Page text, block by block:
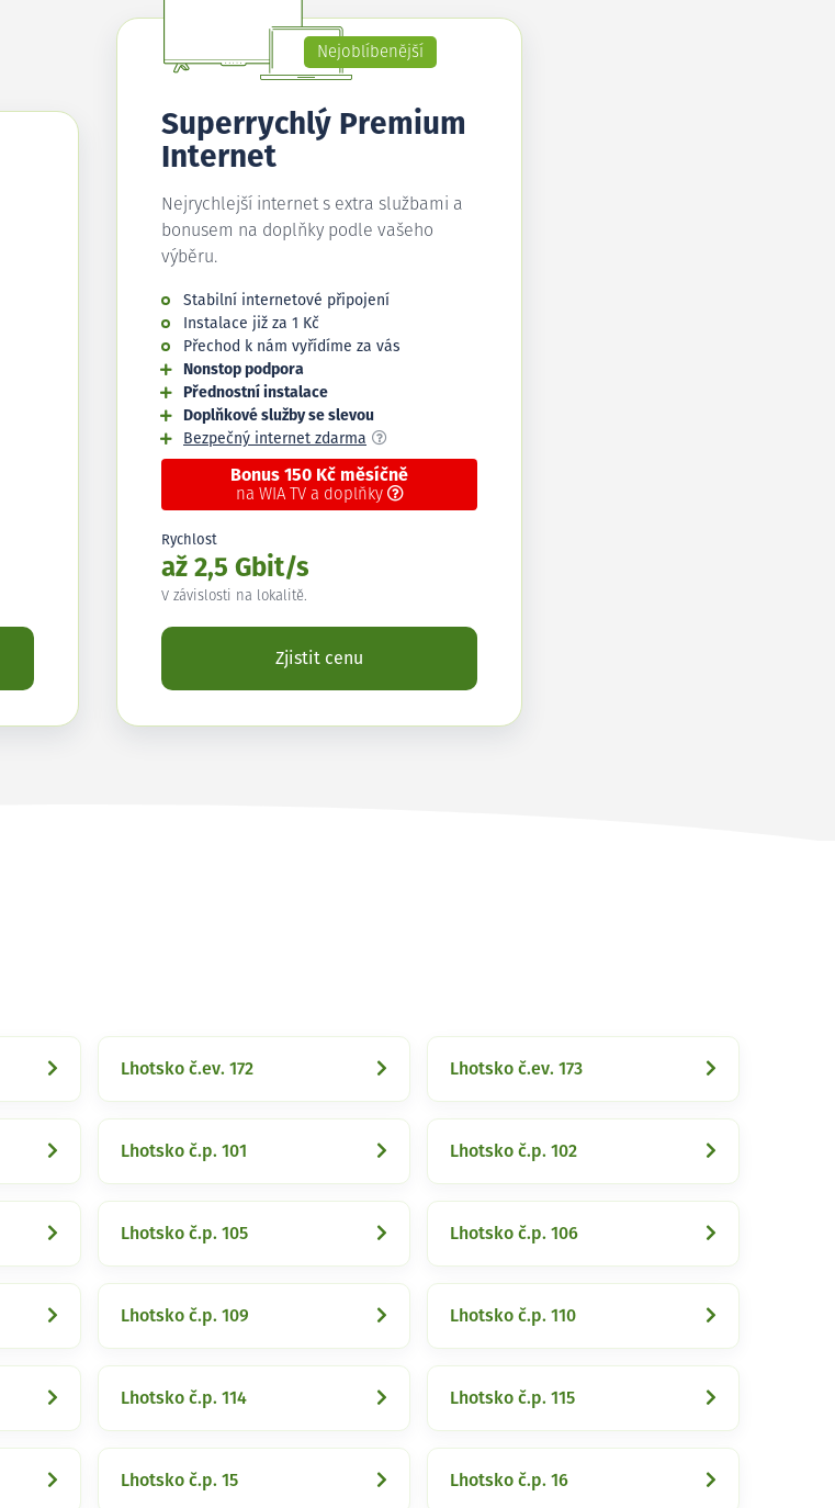
Nejoblíbenější
Superrychlý Premium
Internet
Nejrychlejší internet s extra službami a
bonusem na doplňky podle vašeho
výběru.
Stabilní internetové připojení
Instalace již za 1 Kč
Přechod k nám vyřídíme za vás
Nonstop podpora
Přednostní instalace
Doplňkové služby se slevou
Bezpečný internet zdarma
Bonus 150 Kč měsíčně
na WIA TV a doplňky
Rychlost
až 2,5 Gbit/s
V závislosti na lokalitě.
Zjistit cenu
Lhotsko č.ev. 172 Lhotsko č.ev. 173
Lhotsko č.p. 101 Lhotsko č.p. 102
Lhotsko č.p. 105 Lhotsko č.p. 106
Lhotsko č.p. 109 Lhotsko č.p. 110
Lhotsko č.p. 114 Lhotsko č.p. 115
Lhotsko č.p. 15 Lhotsko č.p. 16